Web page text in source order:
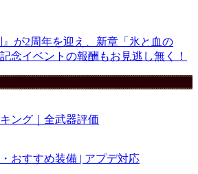
』が2周年を迎え、新章「氷と血の
念イベントの報酬もお見逃し無く！
ング｜全武器評価
おすすめ装備 | アプデ対応